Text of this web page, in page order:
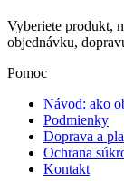
Vyberiete produkt,
objednávku,
Pomoc
Návod: ako
Podmienky
Doprava a
Ochrana
Kontakt